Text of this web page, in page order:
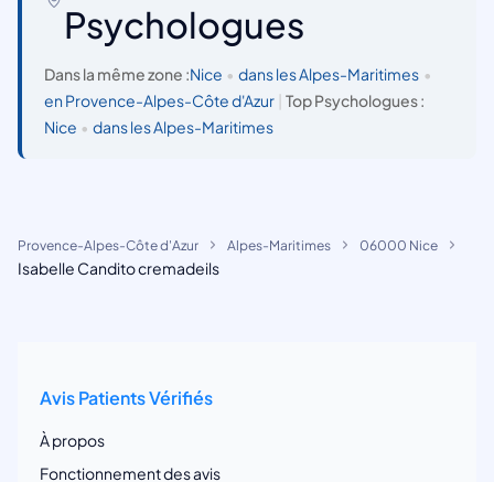
Psychologues
Dans la même zone :Nice • dans les Alpes-Maritimes •
en Provence-Alpes-Côte d'Azur
Top Psychologues :
Nice • dans les Alpes-Maritimes
Provence-Alpes-Côte d'Azur Alpes-Maritimes 06000 Nice
Isabelle Candito cremadeils
Avis Patients Vérifiés
À propos
Fonctionnement des avis